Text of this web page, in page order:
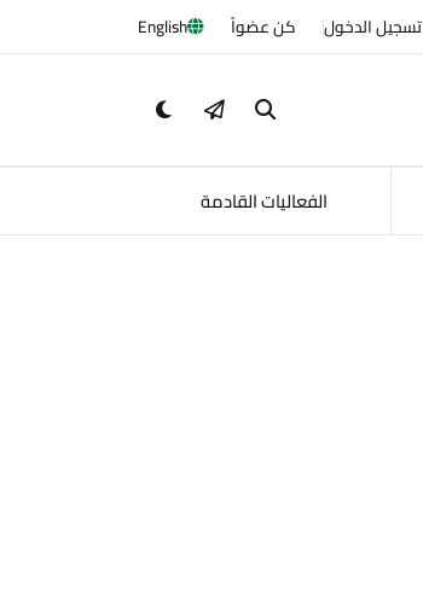
تسجيل الدخول كن عضواً English
الفعاليات القادمة